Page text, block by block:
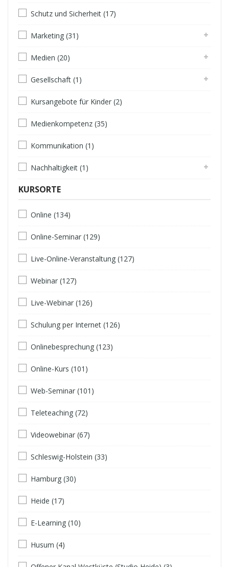
Schutz und Sicherheit (17)
Marketing (31)
Medien (20)
Gesellschaft (1)
Kursangebote für Kinder (2)
Medienkompetenz (35)
Kommunikation (1)
Nachhaltigkeit (1)
KURSORTE
Online (134)
Online-Seminar (129)
Live-Online-Veranstaltung (127)
Webinar (127)
Live-Webinar (126)
Schulung per Internet (126)
Onlinebesprechung (123)
Online-Kurs (101)
Web-Seminar (101)
Teleteaching (72)
Videowebinar (67)
Schleswig-Holstein (33)
Hamburg (30)
Heide (17)
E-Learning (10)
Husum (4)